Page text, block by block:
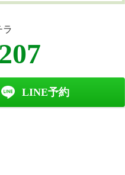
ラ
LINE予約